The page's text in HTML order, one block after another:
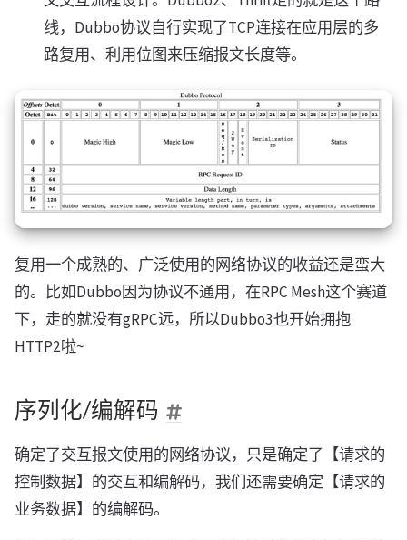
线，Dubbo协议自行实现了TCP连接在应用层的多
路复用、利用位图来压缩报文长度等。
复用一个成熟的、广泛使用的网络协议的收益还是蛮大
的。比如Dubbo因为协议不通用，在RPC Mesh这个赛道
下，走的就没有gRPC远，所以Dubbo3也开始拥抱
HTTP2啦~
序列化/编解码
确定了交互报文使用的网络协议，只是确定了【请求的
控制数据】的交互和编解码，我们还需要确定【请求的
业务数据】的编解码。